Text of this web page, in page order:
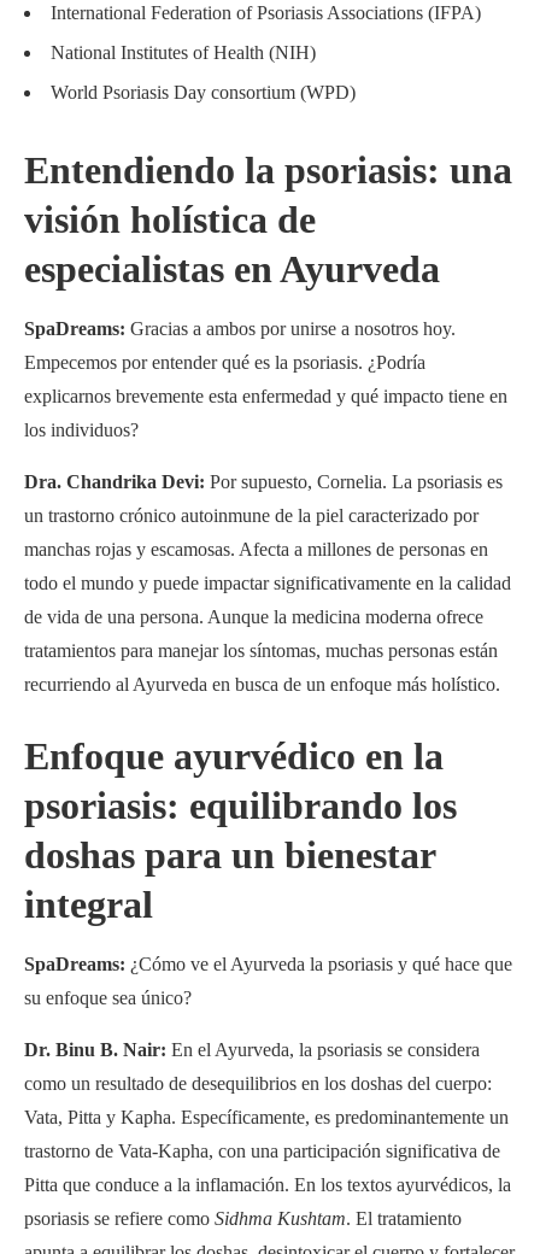
International Federation of Psoriasis Associations (IFPA)
National Institutes of Health (NIH)
World Psoriasis Day consortium (WPD)
Entendiendo la psoriasis: una
visión holística de
especialistas en Ayurveda
SpaDreams: Gracias a ambos por unirse a nosotros hoy.
Empecemos por entender qué es la psoriasis. ¿Podría
explicarnos brevemente esta enfermedad y qué impacto tiene en
los individuos?
Dra. Chandrika Devi: Por supuesto, Cornelia. La psoriasis es
un trastorno crónico autoinmune de la piel caracterizado por
manchas rojas y escamosas. Afecta a millones de personas en
todo el mundo y puede impactar significativamente en la calidad
de vida de una persona. Aunque la medicina moderna ofrece
tratamientos para manejar los síntomas, muchas personas están
recurriendo al Ayurveda en busca de un enfoque más holístico.
Enfoque ayurvédico en la
psoriasis: equilibrando los
doshas para un bienestar
integral
SpaDreams: ¿Cómo ve el Ayurveda la psoriasis y qué hace que
su enfoque sea único?
Dr. Binu B. Nair: En el Ayurveda, la psoriasis se considera
como un resultado de desequilibrios en los doshas del cuerpo:
Vata, Pitta y Kapha. Específicamente, es predominantemente un
trastorno de Vata-Kapha, con una participación significativa de
Pitta que conduce a la inflamación. En los textos ayurvédicos, la
psoriasis se refiere como Sidhma Kushtam. El tratamiento